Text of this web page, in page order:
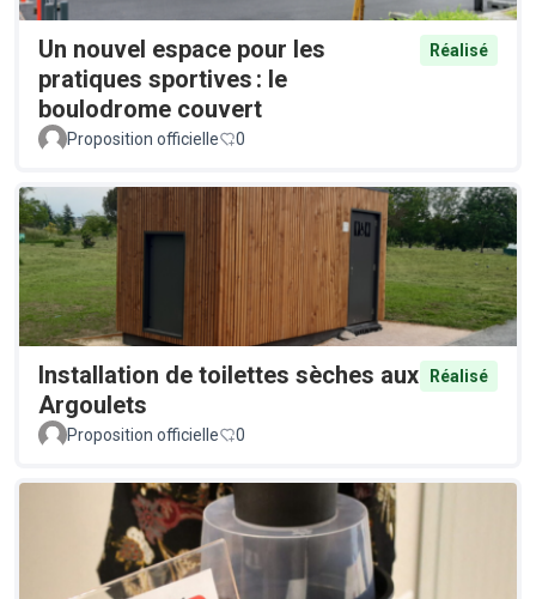
Un nouvel espace pour les
pratiques sportives : le
boulodrome couvert
Réalisé
Proposition officielle 0
Installation de toilettes sèches aux
Argoulets
Réalisé
Proposition officielle 0